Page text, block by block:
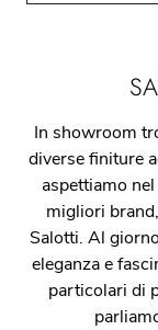
In showroom
diverse finiture
aspettiamo
migliori
Salotti. Al
eleganza e
particolari di